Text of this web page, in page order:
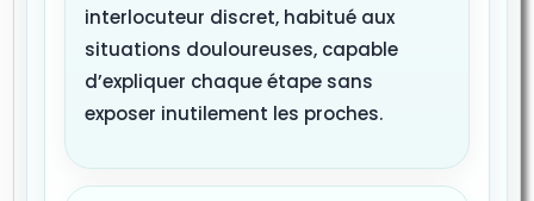
interlocuteur discret, habitué aux
situations douloureuses, capable
d’expliquer chaque étape sans
exposer inutilement les proches.